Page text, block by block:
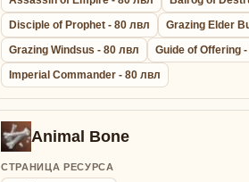
Disciple of Prophet - 80 лвл
Grazing Elder
Grazing Windsus - 80 лвл
Guide of Offering
Imperial Commander - 80 лвл
Animal Bone
СТРАНИЦА РЕСУРСА